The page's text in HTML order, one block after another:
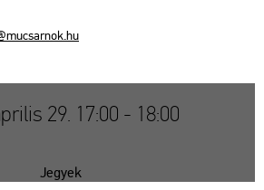
29. 17:00 - 18:00
Jegyek